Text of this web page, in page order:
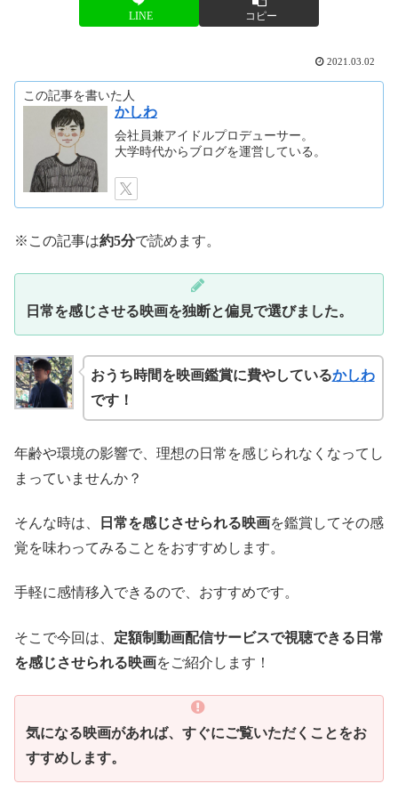
LINE コピー
2021.03.02
この記事を書いた人
かしわ
会社員兼アイドルプロデューサー。
大学時代からブログを運営している。
※この記事は約5分で読めます。
日常を感じさせる映画を独断と偏見で選びました。
おうち時間を映画鑑賞に費やしているかしわ
です！
年齢や環境の影響で、理想の日常を感じられなくなってし
まっていませんか？
そんな時は、 日常を感じさせられる映画を鑑賞してその感
覚を味わってみることをおすすめします。
手軽に感情移入できるので、おすすめです。
そこで今回は、 定額制動画配信サービスで視聴できる日常
を感じさせられる映画をご紹介します！
気になる映画があれば、すぐにご覧いただくことをお
すすめします。